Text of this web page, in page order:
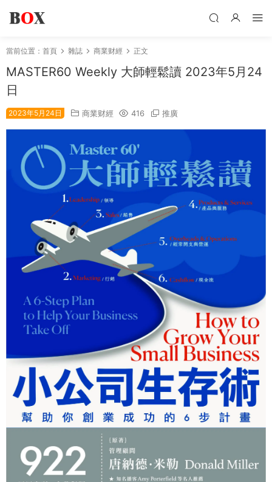
當前位置： 首頁 雜誌 商業财經 正文
MASTER60 Weekly 大師輕鬆讀 2023年5月24
日
2023年5月24日 商業财經 416 推廣